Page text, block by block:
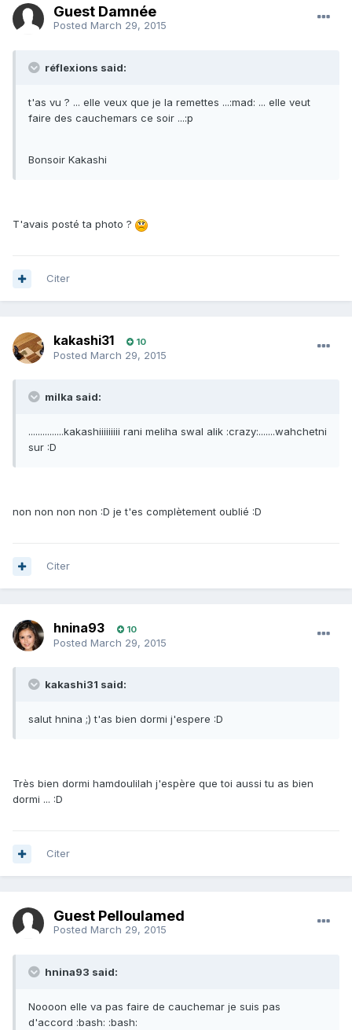
Guest Damnée
Posted March 29, 2015
réflexions said:
t'as vu ? ... elle veux que je la remettes ...:mad: ... elle veut
faire des cauchemars ce soir ...:p
Bonsoir Kakashi
T'avais posté ta photo ?
Citer
kakashi31 10
Posted March 29, 2015
milka said:
...............kakashiiiiiiiii rani meliha swal alik :crazy:.......wahchetni
sur :D
non non non non :D je t'es complètement oublié :D
Citer
hnina93 10
Posted March 29, 2015
kakashi31 said:
salut hnina ;) t'as bien dormi j'espere :D
Très bien dormi hamdoulilah j'espère que toi aussi tu as bien
dormi ... :D
Citer
Guest Pelloulamed
Posted March 29, 2015
hnina93 said:
Noooon elle va pas faire de cauchemar je suis pas
d'accord :bash: :bash: